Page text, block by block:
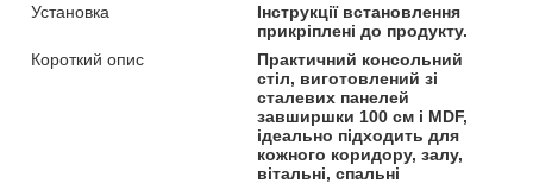
Установка
Інструкції встановлення
прикріплені до продукту.
Короткий опис
Практичний консольний
стіл, виготовлений зі
сталевих панелей
завширшки 100 см і MDF,
ідеально підходить для
кожного коридору, залу,
вітальні, спальні